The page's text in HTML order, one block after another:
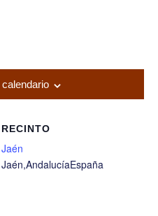
RECINTO
Jaén
Jaén,AndalucíaEspaña